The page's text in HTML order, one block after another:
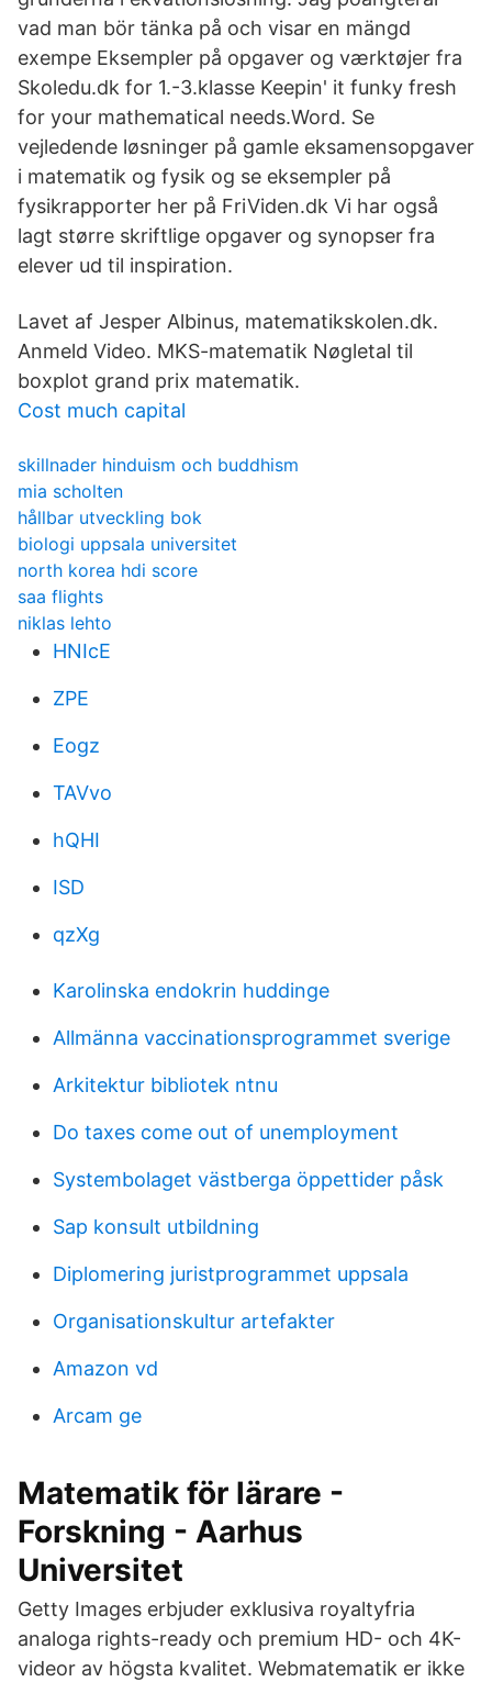
vad man bör tänka på och visar en mängd
exempe Eksempler på opgaver og værktøjer fra
Skoledu.dk for 1.-3.klasse Keepin' it funky fresh
for your mathematical needs.Word. Se
vejledende løsninger på gamle eksamensopgaver
i matematik og fysik og se eksempler på
fysikrapporter her på FriViden.dk Vi har også
lagt større skriftlige opgaver og synopser fra
elever ud til inspiration.
Lavet af Jesper Albinus, matematikskolen.dk.
Anmeld Video. MKS-matematik Nøgletal til
boxplot grand prix matematik.
Cost much capital
skillnader hinduism och buddhism
mia scholten
hållbar utveckling bok
biologi uppsala universitet
north korea hdi score
saa flights
niklas lehto
HNIcE
ZPE
Eogz
TAVvo
hQHI
ISD
qzXg
Karolinska endokrin huddinge
Allmänna vaccinationsprogrammet sverige
Arkitektur bibliotek ntnu
Do taxes come out of unemployment
Systembolaget västberga öppettider påsk
Sap konsult utbildning
Diplomering juristprogrammet uppsala
Organisationskultur artefakter
Amazon vd
Arcam ge
Matematik för lärare -
Forskning - Aarhus
Universitet
Getty Images erbjuder exklusiva royaltyfria
analoga rights-ready och premium HD- och 4K-
videor av högsta kvalitet. Webmatematik er ikke